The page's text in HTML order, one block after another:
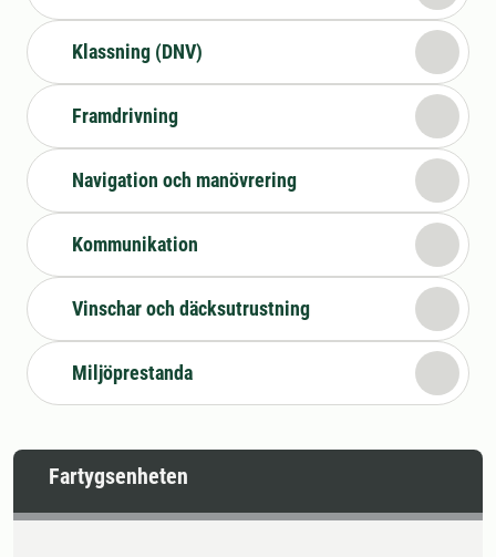
Klassning (DNV)
Framdrivning
Navigation och manövrering
Kommunikation
Vinschar och däcksutrustning
Miljöprestanda
Fartygsenheten